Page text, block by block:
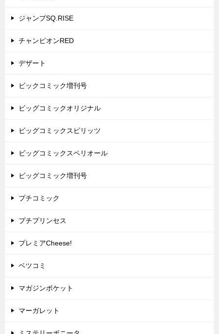
ジャンプSQ.RISE
チャンピオンRED
デザート
ビックコミック増刊号
ビッグコミックオリジナル
ビッグコミックスピリッツ
ビッグコミックスペリオール
ビッグコミック増刊号
プチコミック
プチプリンセス
プレミアCheese!
ベツコミ
マガジンポケット
マーガレット